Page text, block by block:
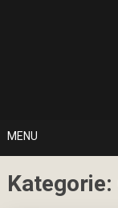
MENU
Kategorie: